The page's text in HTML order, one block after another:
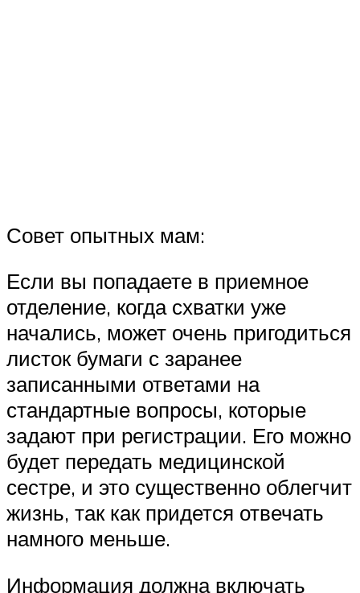
Совет опытных мам:
Если вы попадаете в приемное
отделение, когда схватки уже
начались, может очень пригодиться
листок бумаги с заранее
записанными ответами на
стандартные вопросы, которые
задают при регистрации. Его можно
будет передать медицинской
сестре, и это существенно облегчит
жизнь, так как придется отвечать
намного меньше.
Информация должна включать